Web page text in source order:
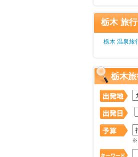
栃木 旅
栃木 温泉旅
栃木
※